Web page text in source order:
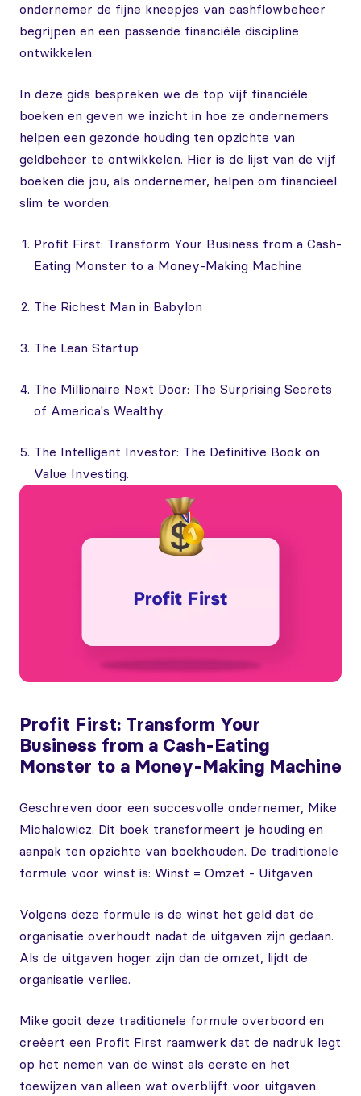
ondernemer de fijne kneepjes van cashflowbeheer
begrijpen en een passende financiële discipline
ontwikkelen.
In deze gids bespreken we de top vijf financiële
boeken en geven we inzicht in hoe ze ondernemers
helpen een gezonde houding ten opzichte van
geldbeheer te ontwikkelen. Hier is de lijst van de vijf
boeken die jou, als ondernemer, helpen om financieel
slim te worden:
Profit First: Transform Your Business from a Cash-
Eating Monster to a Money-Making Machine
The Richest Man in Babylon
The Lean Startup
The Millionaire Next Door: The Surprising Secrets
of America's Wealthy
The Intelligent Investor: The Definitive Book on
Value Investing.
Profit First: Transform Your
Business from a Cash-Eating
Monster to a Money-Making Machine
Geschreven door een succesvolle ondernemer, Mike
Michalowicz. Dit boek transformeert je houding en
aanpak ten opzichte van boekhouden. De traditionele
formule voor winst is: Winst = Omzet - Uitgaven
Volgens deze formule is de winst het geld dat de
organisatie overhoudt nadat de uitgaven zijn gedaan.
Als de uitgaven hoger zijn dan de omzet, lijdt de
organisatie verlies.
Mike gooit deze traditionele formule overboord en
creëert een Profit First raamwerk dat de nadruk legt
op het nemen van de winst als eerste en het
toewijzen van alleen wat overblijft voor uitgaven.